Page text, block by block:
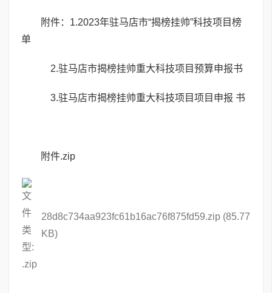
附件：1.2023年驻马店市“揭榜挂帅”科技项目榜
单
2.驻马店市揭榜挂帅重大科技项目预算申报书
3.驻马店市揭榜挂帅重大科技项目项目申报 书
附件.zip
28d8c734aa923fc61b16ac76f875fd59.zip (85.77
KB)